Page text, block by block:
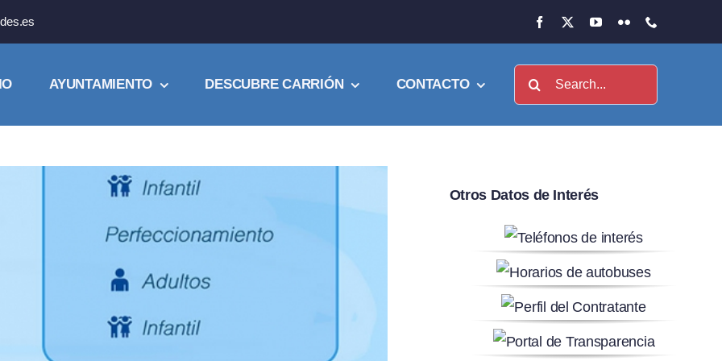
AYUNTAMIENTO DESCUBRE CARRIÓN CONTACTO Buscar:
Otros Datos de Interés